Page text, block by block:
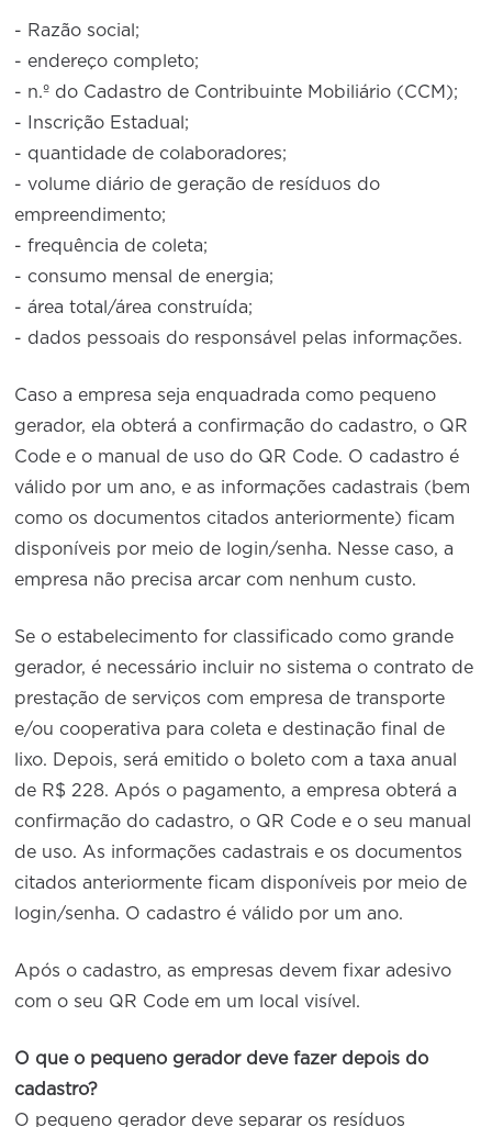
- Razão social;
- endereço completo;
- n.º do Cadastro de Contribuinte Mobiliário (CCM);
- Inscrição Estadual;
- quantidade de colaboradores;
- volume diário de geração de resíduos do
empreendimento;
- frequência de coleta;
- consumo mensal de energia;
- área total/área construída;
- dados pessoais do responsável pelas informações.
Caso a empresa seja enquadrada como pequeno
gerador, ela obterá a confirmação do cadastro, o QR
Code e o manual de uso do QR Code. O cadastro é
válido por um ano, e as informações cadastrais (bem
como os documentos citados anteriormente) ficam
disponíveis por meio de login/senha. Nesse caso, a
empresa não precisa arcar com nenhum custo.
Se o estabelecimento for classificado como grande
gerador, é necessário incluir no sistema o contrato de
prestação de serviços com empresa de transporte
e/ou cooperativa para coleta e destinação final de
lixo. Depois, será emitido o boleto com a taxa anual
de R$ 228. Após o pagamento, a empresa obterá a
confirmação do cadastro, o QR Code e o seu manual
de uso. As informações cadastrais e os documentos
citados anteriormente ficam disponíveis por meio de
login/senha. O cadastro é válido por um ano.
Após o cadastro, as empresas devem fixar adesivo
com o seu QR Code em um local visível.
O que o pequeno gerador deve fazer depois do
cadastro?
O pequeno gerador deve separar os resíduos